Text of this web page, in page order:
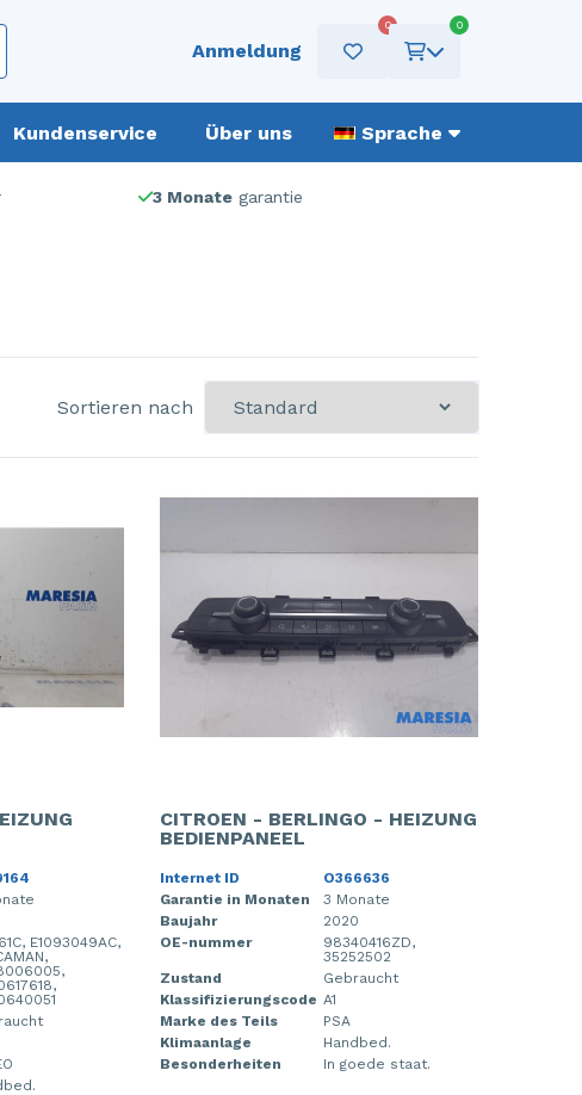
Anmeldung
0 0
Kundenservice Über uns Sprache
3 Monate garantie
Sortieren nach
E1093049AC,
CITROEN - BERLINGO - HEIZUNG
BEDIENPANEEL
Internet ID
O366636
Garantie in Monaten
3 Monate
Baujahr
2020
OE-nummer
98340416ZD,
35252502
Zustand
Gebraucht
Klassifizierungscode A1
Marke des Teils
PSA
Klimaanlage
Handbed.
Besonderheiten
In goede staat.